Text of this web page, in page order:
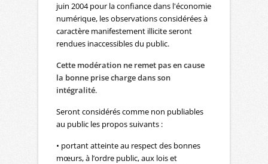
juin 2004 pour la confiance dans l'économie
numérique, les observations considérées à
caractère manifestement illicite seront
rendues inaccessibles du public.
Cette modération ne remet pas en cause
la bonne prise charge dans son
intégralité.
Seront considérés comme non publiables
au public les propos suivants :
• portant atteinte au respect des bonnes
mœurs, à l’ordre public, aux lois et